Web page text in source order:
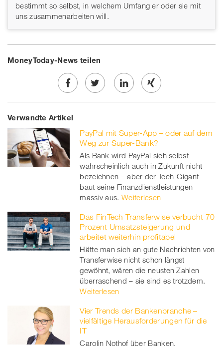
bestimmt so selbst, in welchem Umfang er oder sie mit
uns zusammenarbeiten will.
MoneyToday-News teilen
Share
on
Facebook
Twe
on
twitt
er
Share
linkedin
Share
Xing
Verwandte Artikel
PayPal mit Super-App – oder auf dem
Weg zur Super-Bank?
Als Bank wird PayPal sich selbst
wahrscheinlich auch in Zukunft nicht
bezeichnen – aber der Tech-Gigant
baut seine Finanzdienstleistungen
massiv aus. Weiterlesen
Das FinTech Transferwise verbucht 70
Prozent Umsatzsteigerung und
arbeitet weiterhin profitabel
Hätte man sich an gute Nachrichten von
Transferwise nicht schon längst
gewöhnt, wären die neusten Zahlen
überraschend – sie sind es trotzdem.
Weiterlesen
Vier Trends der Bankenbranche –
vielfältige Herausforderungen für die
IT
Carolin Nothof über Banken,